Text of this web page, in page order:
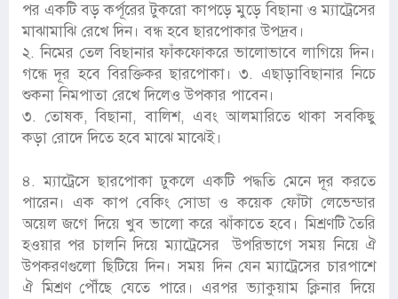
পর একটি বড় কর্পূরের টুকরো কাপড়ে মুড়ে বিছানা ও ম্যাট্রেসের
মাঝামাঝি রেখে দিন। বন্ধ হবে ছারপোকার উপদ্রব।
২. নিমের তেল বিছানার ফাঁকফোকরে ভালোভাবে লাগিয়ে দিন।
গন্ধে দূর হবে বিরক্তিকর ছারপোকা। ৩. এছাড়াবিছানার নিচে
শুকনা নিমপাতা রেখে দিলেও উপকার পাবেন।
৩. তোষক, বিছানা, বালিশ, এবং আলমারিতে থাকা সবকিছু
কড়া রোদে দিতে হবে মাঝে মাঝেই।
৪. ম্যাট্রেসে ছারপোকা ঢুকলে একটি পদ্ধতি মেনে দূর করতে
পারেন। এক কাপ বেকিং সোডা ও কয়েক ফোঁটা লেভেন্ডার
অয়েল জগে দিয়ে খুব ভালো করে ঝাঁকাতে হবে। মিশ্রণটি তৈরি
হওয়ার পর চালনি দিয়ে ম্যাট্রেসের উপরিভাগে সময় নিয়ে ঐ
উপকরণগুলো ছিটিয়ে দিন। সময় দিন যেন ম্যাট্রেসের চারপাশে
ঐ মিশ্রণ পৌঁছে যেতে পারে। এরপর ভ্যাকুয়াম ক্লিনার দিয়ে